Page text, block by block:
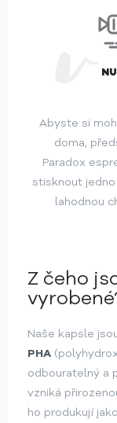
Abyste si
doma,
Paradox
stisknout
lahodnou
Z čeho
Naše kapsle
PHA
odbouratelný a
vzniká
ho produkují